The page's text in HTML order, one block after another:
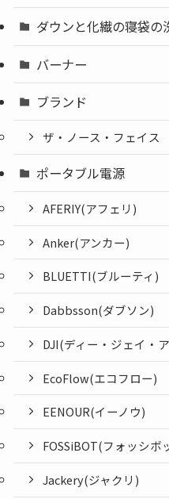
ダウンと化繊の寝袋の
バーナー
ブランド
ザ・ノース・フェイス
ポータブル電源
AFERIY(アフェリ)
Anker(アンカー)
BLUETTI(ブルーティ)
Dabbsson(ダブソン)
DJI(ディー・ジェイ・
EcoFlow(エコフロー)
EENOUR(イーノウ)
FOSSiBOT(フォッシボ
Jackery(ジャクリ)